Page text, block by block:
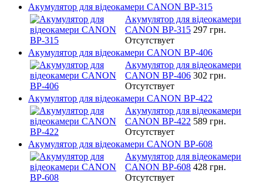
Акумулятор для відеокамери CANON BP-315
Акумулятор для відеокамери
CANON BP-315 297 грн.
Отсутствует
Акумулятор для відеокамери CANON BP-406
Акумулятор для відеокамери
CANON BP-406 302 грн.
Отсутствует
Акумулятор для відеокамери CANON BP-422
Акумулятор для відеокамери
CANON BP-422 589 грн.
Отсутствует
Акумулятор для відеокамери CANON BP-608
Акумулятор для відеокамери
CANON BP-608 428 грн.
Отсутствует